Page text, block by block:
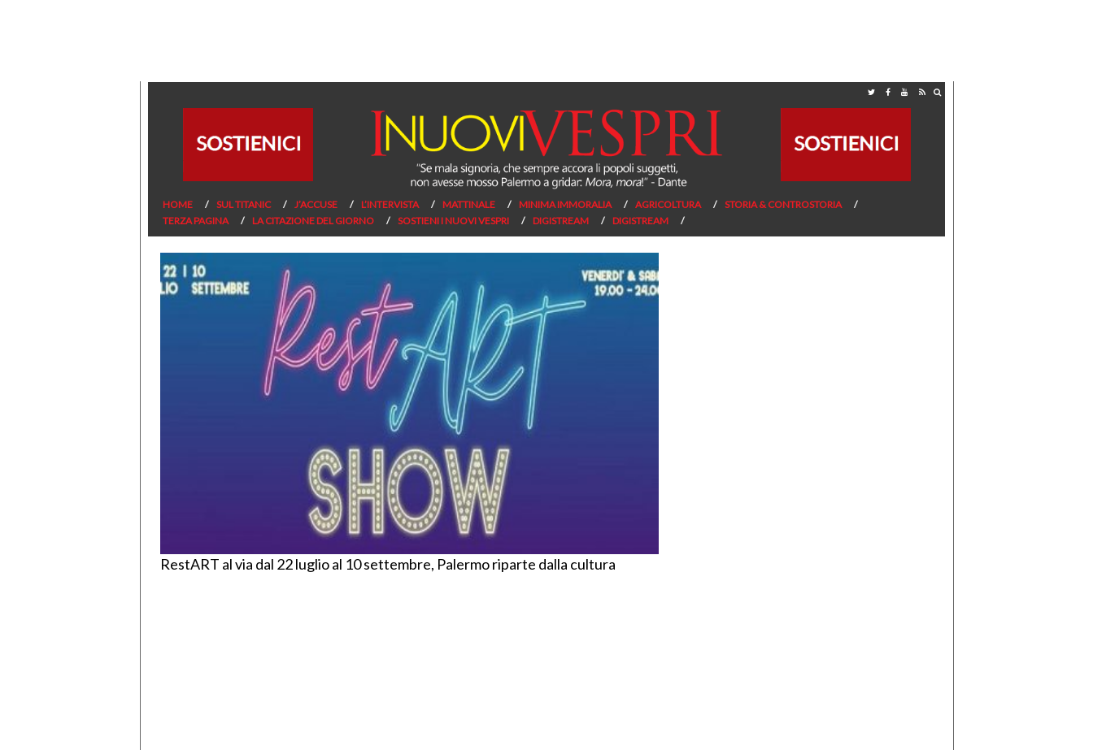
HOME SUL TITANIC J’ACCUSE L’INTERVISTA MATTINALE MINIMA IMMORALIA AGRICOLTURA
STORIA & CONTROSTORIA
TERZA PAGINA
LA CITAZIONE DEL GIORNO SOSTIENI I NUOVI VESPRI DIGISTREAM DIGISTREAM
RestART al via dal 22 luglio al 10 settembre, Palermo riparte dalla cultura